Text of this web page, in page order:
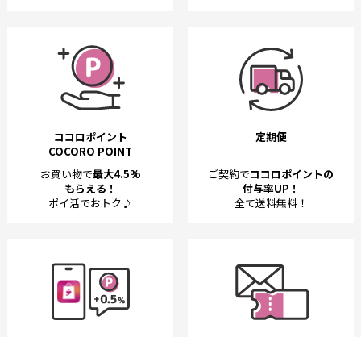
ココロポイント
COCORO POINT
お買い物で最大4.5%
もらえる！
ポイ活でおトク♪
定期便
ご契約でココロポイントの
付与率UP！
全て送料無料！